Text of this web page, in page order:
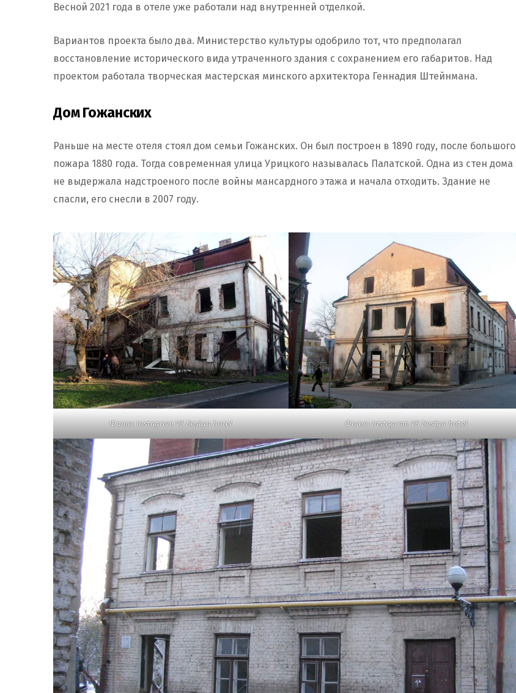
Весной 2021 года в отеле уже работали над внутренней отделкой.
Вариантов проекта было два. Министерство культуры одобрило тот, что предполагал
восстановление исторического вида утраченного здания с сохранением его габаритов. Над
проектом работала творческая мастерская минского архитектора Геннадия Штейнмана.
Дом Гожанских
Раньше на месте отеля стоял дом семьи Гожанских. Он был построен в 1890 году, после большого
пожара 1880 года. Тогда современная улица Урицкого называлась Палатской. Одна из стен дома
не выдержала надстроеного после войны мансардного этажа и начала отходить. Здание не
спасли, его снесли в 2007 году.
Фото: Instagram VS Design hotel Фото: Instagram VS Design hotel